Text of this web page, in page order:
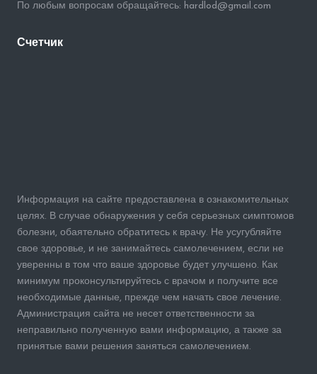
По любым вопросам обращайтесь: hardlod@gmail.com
Счетчик
Информация на сайте предоставлена в ознакомительных
целях. В случае обнаружения у себя серьезных симптомов
болезни, обаятельно обратитесь к врачу. Не усугубляйте
свое здоровье, и не занимайтесь самолечением, если не
уверенны в том что ваше здоровье будет улучшено. Как
минимум проконсультируйтесь с врачом и получите все
необходимые данные, прежде чем начать свое лечение.
Администрация сайта не несет ответственности за
неправильно полученную вами информацию, а также за
принятые вами решения заняться самолечением.